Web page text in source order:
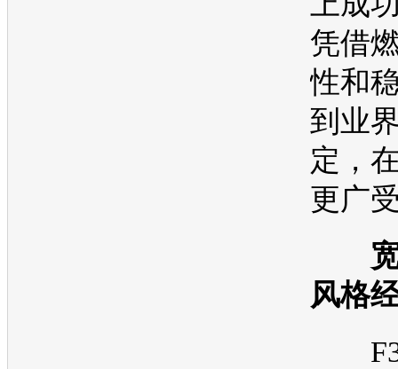
凭借
性和
到业
定，
更广
宽
风格